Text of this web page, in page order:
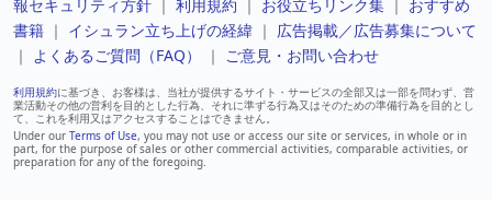
報セキュリティ方針 ｜ 利用規約 ｜ お役立ちリンク集 ｜ おすすめ
書籍 ｜ イシュラン立ち上げの経緯 ｜ 広告掲載／広告募集について
｜ よくあるご質問（FAQ） ｜ ご意見・お問い合わせ
利用規約に基づき、お客様は、当社が提供するサイト・サービスの全部又は一部を問わず、営
業活動その他の営利を目的とした行為、それに準ずる行為又はそのための準備行為を目的とし
て、これを利用又はアクセスすることはできません。
Under our Terms of Use, you may not use or access our site or services, in whole or in
part, for the purpose of sales or other commercial activities, comparable activities, or
preparation for any of the foregoing.